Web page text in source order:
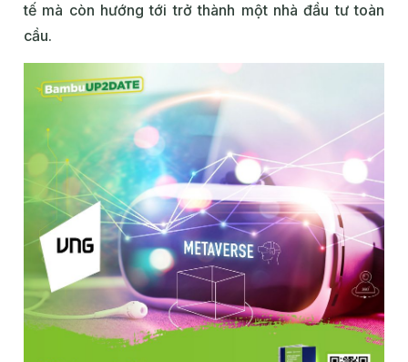
tế mà còn hướng tới trở thành một nhà đầu tư toàn
cầu.